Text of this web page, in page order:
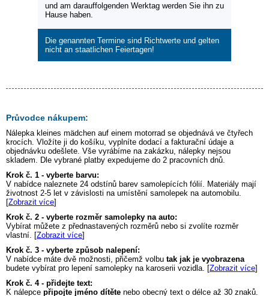
und am darauffolgenden Werktag werden Sie ihn zu
Hause haben.
Die genannten Termine sind Richtwerte und gelten
nicht an staatlichen Feiertagen!
Průvodce nákupem:
Nálepka kleines mädchen auf einem motorrad se objednává ve čtyřech
krocích. Vložíte ji do košíku, vyplníte dodací a fakturační údaje a
objednávku odešlete. Vše vyrábíme na zakázku, nálepky nejsou
skladem. Dle vybrané platby expedujeme do 2 pracovních dnů.
Krok č. 1 - vyberte barvu:
V nabídce naleznete 24 odstínů barev samolepících fólií. Materiály mají
životnost 2-5 let v závislosti na umístění samolepek na automobilu.
[Zobrazit více]
Krok č. 2 - vyberte rozměr samolepky na auto:
Vybírat můžete z přednastavených rozměrů nebo si zvolíte rozměr
vlastní. [Zobrazit více]
Krok č. 3 - vyberte způsob nalepení:
V nabídce máte dvě možnosti, přičemž volbu tak jak je vyobrazena
budete vybírat pro lepení samolepky na karoserii vozidla. [Zobrazit více]
Krok č. 4 - přidejte text:
K nálepce připojte jméno dítěte nebo obecný text o délce až 30 znaků.